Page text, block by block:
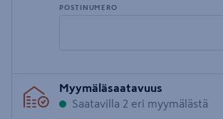
POSTINUMERO
postinumero
Myymäläsaatavuus
Saatavilla 2 eri myymälästä